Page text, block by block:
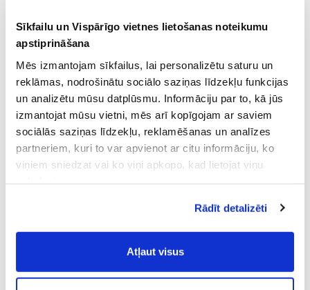
Sīkfailu un Vispārīgo vietnes lietošanas noteikumu
apstiprināšana
Mēs izmantojam sīkfailus, lai personalizētu saturu un
reklāmas, nodrošinātu sociālo saziņas līdzekļu funkcijas
un analizētu mūsu datplūsmu. Informāciju par to, kā jūs
izmantojat mūsu vietni, mēs arī kopīgojam ar saviem
sociālās saziņas līdzekļu, reklamēšanas un analīzes
partneriem, kuri to var apvienot ar citu informāciju, ko
viņiem sniedzat vai ko viņi apkopo, kad lietojat viņu
Vispārīgiem vietnes lietošanas
noteikumiem(saīsināti - VVLN).
Rādīt detalizēti
Atļaut visus